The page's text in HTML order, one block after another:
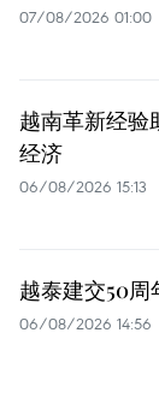
07/08/2026 01:00
越南革新经验
经济
06/08/2026 15:13
越泰建交50
06/08/2026 14:56